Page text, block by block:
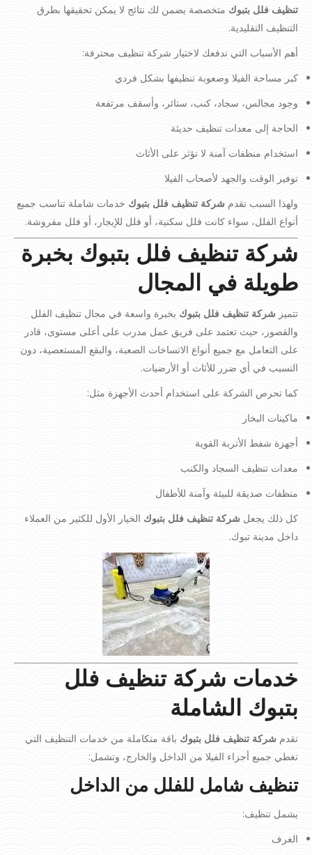
تنظيف فلل بتبوك متخصصة يضمن لك نتائج لا يمكن تحقيقها بطرق
التنظيف التقليدية.
أهم الأسباب التي تدفعك لاختيار شركة تنظيف محترفة:
كبر مساحة الفيلا وصعوبة تنظيفها بشكل فردي
وجود مجالس، سجاد، كنب، ستائر، وأسقف مرتفعة
الحاجة إلى معدات تنظيف حديثة
استخدام منظفات آمنة لا تؤثر على الأثاث
توفير الوقت والجهد لأصحاب الفيلا
ولهذا السبب تقدم شركة تنظيف فلل بتبوك خدمات شاملة تناسب جميع
أنواع الفلل، سواء كانت فلل سكنية، أو فلل للإيجار، أو فلل مفروشة.
شركة تنظيف فلل بتبوك بخبرة
طويلة في المجال
تتميز شركة تنظيف فلل بتبوك بخبرة واسعة في مجال تنظيف الفلل
والقصور، حيث تعتمد على فريق عمل مدرب على أعلى مستوى، قادر
على التعامل مع جميع أنواع الاتساخات الصعبة، والبقع المستعصية، دون
التسبب في أي ضرر للأثاث أو الأرضيات.
كما تحرص الشركة على استخدام أحدث الأجهزة مثل:
ماكينات البخار
أجهزة شفط الأتربة القوية
معدات تنظيف السجاد والكنب
منظفات صديقة للبيئة وآمنة للأطفال
كل ذلك يجعل شركة تنظيف فلل بتبوك الخيار الأول للكثير من العملاء
داخل مدينة تبوك.
خدمات شركة تنظيف فلل
بتبوك الشاملة
تقدم شركة تنظيف فلل بتبوك باقة متكاملة من خدمات التنظيف التي
تغطي جميع أجزاء الفيلا من الداخل والخارج، وتشمل:
تنظيف شامل للفلل من الداخل
يشمل تنظيف:
الغرف